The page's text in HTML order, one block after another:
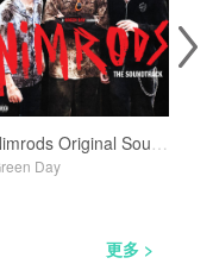
Nimrods Original Soundtrack
Day
更多 >